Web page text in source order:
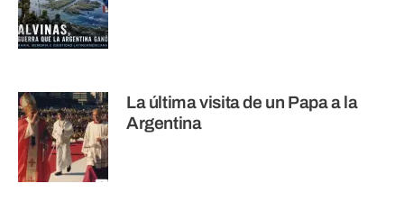
La última visita de un Papa a la
Argentina